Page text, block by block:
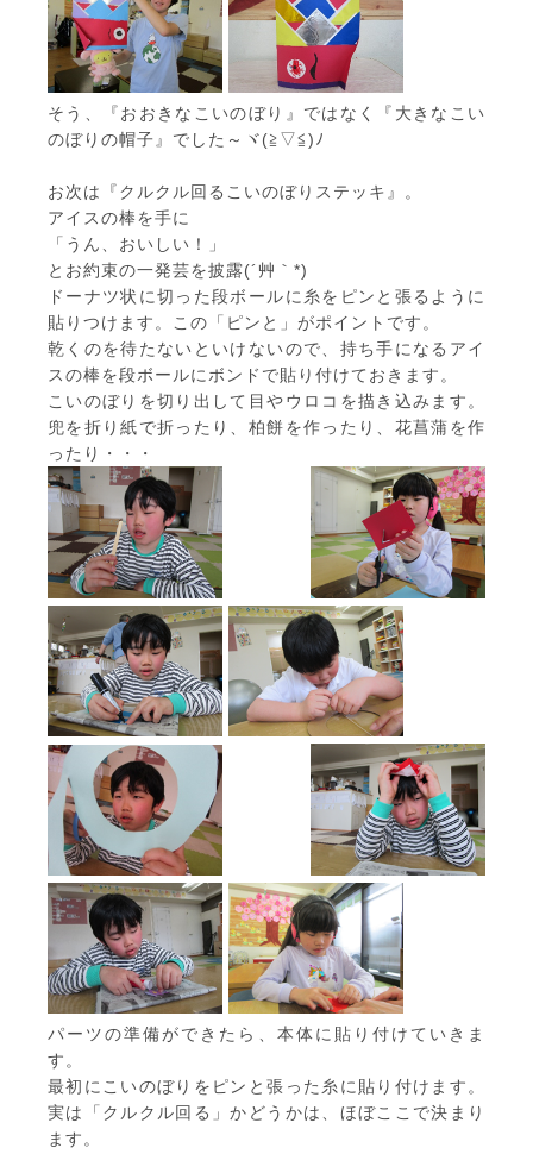
そう、『おおきなこいのぼり』ではなく『大きなこい
のぼりの帽子』でした～ヾ(≧▽≦)ﾉ
お次は『クルクル回るこいのぼりステッキ』。
アイスの棒を手に
「うん、おいしい！」
とお約束の一発芸を披露(´艸｀*)
ドーナツ状に切った段ボールに糸をピンと張るように
貼りつけます。この「ピンと」がポイントです。
乾くのを待たないといけないので、持ち手になるアイ
スの棒を段ボールにボンドで貼り付けておきます。
こいのぼりを切り出して目やウロコを描き込みます。
兜を折り紙で折ったり、柏餅を作ったり、花菖蒲を作
ったり・・・
パーツの準備ができたら、本体に貼り付けていきま
す。
最初にこいのぼりをピンと張った糸に貼り付けます。
実は「クルクル回る」かどうかは、ほぼここで決まり
ます。